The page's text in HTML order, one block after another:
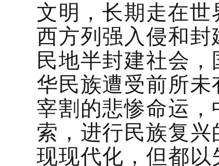
文明，长期走在世
西方列强入侵和
民地半封建社会
华民族遭受前所
宰割的悲惨命运
索，进行民族复
现现代化，但都